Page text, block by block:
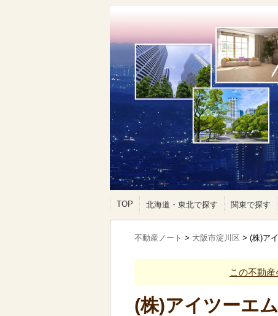
TOP 北海道・東北で探す 関東で探す
不動産ノート > 大阪市淀川区 > (株)ア
この不動
(株)アイツーエ